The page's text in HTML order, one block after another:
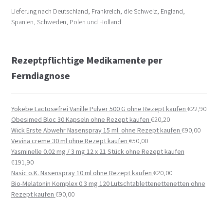
Lieferung nach Deutschland, Frankreich, die Schweiz, England,
Spanien, Schweden, Polen und Holland
Rezeptpflichtige Medikamente per
Ferndiagnose
Yokebe Lactosefrei Vanille Pulver 500 G ohne Rezept kaufen €22,90
Obesimed Bloc 30 Kapseln ohne Rezept kaufen €20,20
Wick Erste Abwehr Nasenspray 15 ml. ohne Rezept kaufen €90,00
Vevina creme 30 ml ohne Rezept kaufen €50,00
Yasminelle 0.02 mg / 3 mg 12 x 21 Stück ohne Rezept kaufen
€191,90
Nasic o.K. Nasenspray 10 ml ohne Rezept kaufen €20,00
Bio-Melatonin Komplex 0.3 mg 120 Lutschtablettenettenetten ohne
Rezept kaufen €90,00